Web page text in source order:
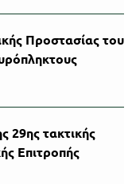
Προστασίας του
29ης τακτικής
Επιτροπής